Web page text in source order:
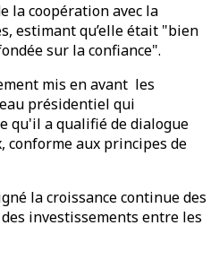
la coopération avec la
estimant qu’elle était "bien
sur la confiance".
mis en avant les
présidentiel qui
qu'il a qualifié de dialogue
conforme aux principes de
la croissance continue des
investissements entre les